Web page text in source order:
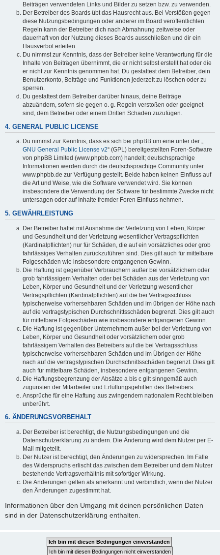
Beiträgen verwendeten Links und Bilder zu setzen bzw. zu verwenden.
Der Betreiber des Boards übt das Hausrecht aus. Bei Verstößen gegen
diese Nutzungsbedingungen oder anderer im Board veröffentlichten
Regeln kann der Betreiber dich nach Abmahnung zeitweise oder
dauerhaft von der Nutzung dieses Boards ausschließen und dir ein
Hausverbot erteilen.
Du nimmst zur Kenntnis, dass der Betreiber keine Verantwortung für die
Inhalte von Beiträgen übernimmt, die er nicht selbst erstellt hat oder die
er nicht zur Kenntnis genommen hat. Du gestattest dem Betreiber, dein
Benutzerkonto, Beiträge und Funktionen jederzeit zu löschen oder zu
sperren.
Du gestattest dem Betreiber darüber hinaus, deine Beiträge
abzuändern, sofern sie gegen o. g. Regeln verstoßen oder geeignet
sind, dem Betreiber oder einem Dritten Schaden zuzufügen.
4. GENERAL PUBLIC LICENSE
Du nimmst zur Kenntnis, dass es sich bei phpBB um eine unter der „
GNU General Public License v2“ (GPL) bereitgestellten Foren-Software
von phpBB Limited (www.phpbb.com) handelt; deutschsprachige
Informationen werden durch die deutschsprachige Community unter
www.phpbb.de zur Verfügung gestellt. Beide haben keinen Einfluss auf
die Art und Weise, wie die Software verwendet wird. Sie können
insbesondere die Verwendung der Software für bestimmte Zwecke nicht
untersagen oder auf Inhalte fremder Foren Einfluss nehmen.
5. GEWÄHRLEISTUNG
Der Betreiber haftet mit Ausnahme der Verletzung von Leben, Körper
und Gesundheit und der Verletzung wesentlicher Vertragspflichten
(Kardinalpflichten) nur für Schäden, die auf ein vorsätzliches oder grob
fahrlässiges Verhalten zurückzuführen sind. Dies gilt auch für mittelbare
Folgeschäden wie insbesondere entgangenen Gewinn.
Die Haftung ist gegenüber Verbrauchern außer bei vorsätzlichem oder
grob fahrlässigem Verhalten oder bei Schäden aus der Verletzung von
Leben, Körper und Gesundheit und der Verletzung wesentlicher
Vertragspflichten (Kardinalpflichten) auf die bei Vertragsschluss
typischerweise vorhersehbaren Schäden und im übrigen der Höhe nach
auf die vertragstypischen Durchschnittsschäden begrenzt. Dies gilt auch
für mittelbare Folgeschäden wie insbesondere entgangenen Gewinn.
Die Haftung ist gegenüber Unternehmern außer bei der Verletzung von
Leben, Körper und Gesundheit oder vorsätzlichem oder grob
fahrlässigem Verhalten des Betreibers auf die bei Vertragsschluss
typischerweise vorhersehbaren Schäden und im Übrigen der Höhe
nach auf die vertragstypischen Durchschnittsschäden begrenzt. Dies gilt
auch für mittelbare Schäden, insbesondere entgangenen Gewinn.
Die Haftungsbegrenzung der Absätze a bis c gilt sinngemäß auch
zugunsten der Mitarbeiter und Erfüllungsgehilfen des Betreibers.
Ansprüche für eine Haftung aus zwingendem nationalem Recht bleiben
unberührt.
6. ÄNDERUNGSVORBEHALT
Der Betreiber ist berechtigt, die Nutzungsbedingungen und die
Datenschutzerklärung zu ändern. Die Änderung wird dem Nutzer per E-
Mail mitgeteilt.
Der Nutzer ist berechtigt, den Änderungen zu widersprechen. Im Falle
des Widerspruchs erlischt das zwischen dem Betreiber und dem Nutzer
bestehende Vertragsverhältnis mit sofortiger Wirkung.
Die Änderungen gelten als anerkannt und verbindlich, wenn der Nutzer
den Änderungen zugestimmt hat.
Informationen über den Umgang mit deinen persönlichen Daten
sind in der Datenschutzerklärung enthalten.